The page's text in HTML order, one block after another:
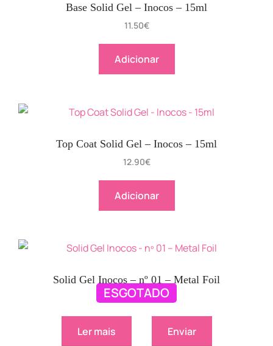
Base Solid Gel – Inocos – 15ml
11.50€
Adicionar
Top Coat Solid Gel – Inocos – 15ml
12.90€
Adicionar
ESGOTADO
Solid Gel Inocos – nº 01 – Metal Foil
9.90 €
Ler mais Enviar